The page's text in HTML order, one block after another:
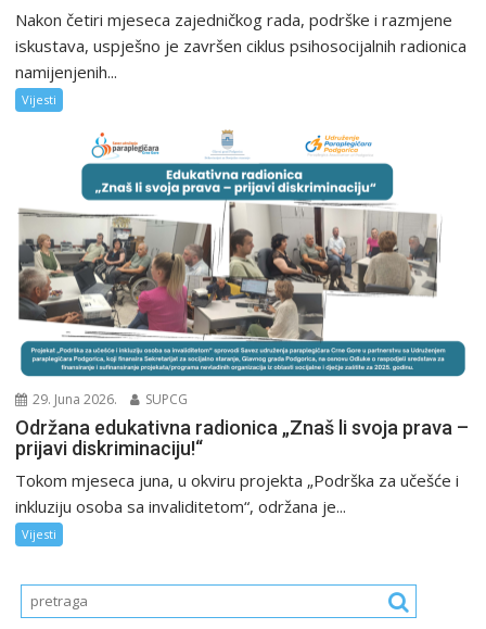
Nakon četiri mjeseca zajedničkog rada, podrške i razmjene
iskustava, uspješno je završen ciklus psihosocijalnih radionica
namijenjenih...
Vijesti
29. Juna 2026. SUPCG
Održana edukativna radionica „Znaš li svoja prava –
prijavi diskriminaciju!“
Tokom mjeseca juna, u okviru projekta „Podrška za učešće i
inkluziju osoba sa invaliditetom“, održana je...
Vijesti